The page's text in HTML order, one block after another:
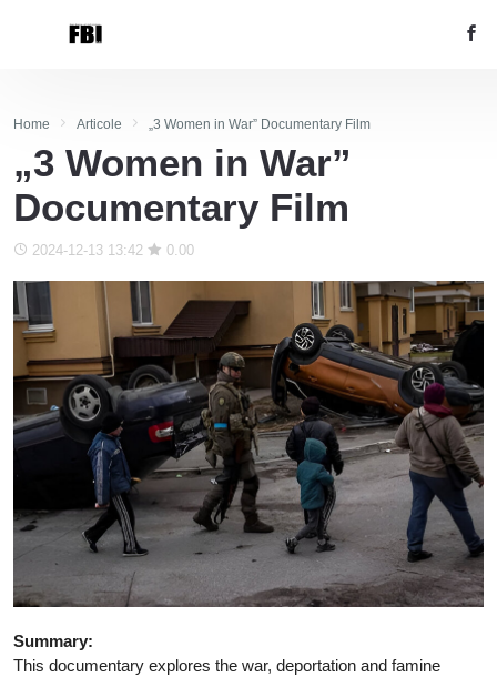
Home Articole „3 Women in War” Documentary Film
„3 Women in War”
Documentary Film
2024-12-13 13:42 0.00
Summary:
This documentary explores the war, deportation and famine